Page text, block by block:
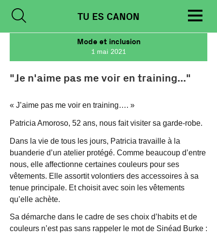
Skip
content
TU ES CANON
Mode et inclusion
1 mai 2021
"Je n'aime pas me voir en training..."
« J’aime pas me voir en training…. »
Patricia Amoroso, 52 ans, nous fait visiter sa garde-robe.
Dans la vie de tous les jours, Patricia travaille à la
buanderie d’un atelier protégé. Comme beaucoup d’entre
nous, elle affectionne certaines couleurs pour ses
vêtements. Elle assortit volontiers des accessoires à sa
tenue principale. Et choisit avec soin les vêtements
qu’elle achète.
Sa démarche dans le cadre de ses choix d’habits et de
couleurs n’est pas sans rappeler le mot de Sinéad Burke :